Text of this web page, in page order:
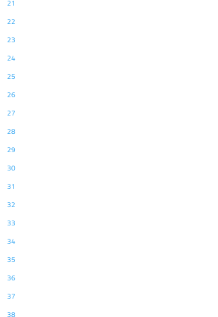
21
22
23
24
25
26
27
28
29
30
31
32
33
34
35
36
37
38